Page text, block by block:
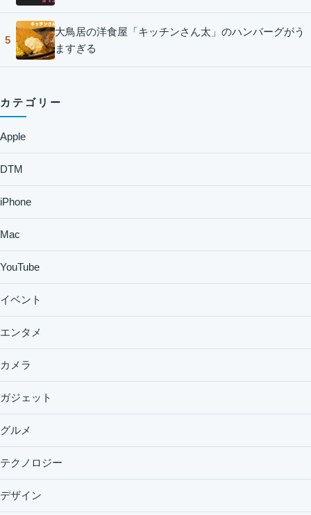
5
大鳥居の洋食屋「キッチンさん太」のハンバーグがう
ますぎる
カテゴリー
Apple
DTM
iPhone
Mac
YouTube
イベント
エンタメ
カメラ
ガジェット
グルメ
テクノロジー
デザイン